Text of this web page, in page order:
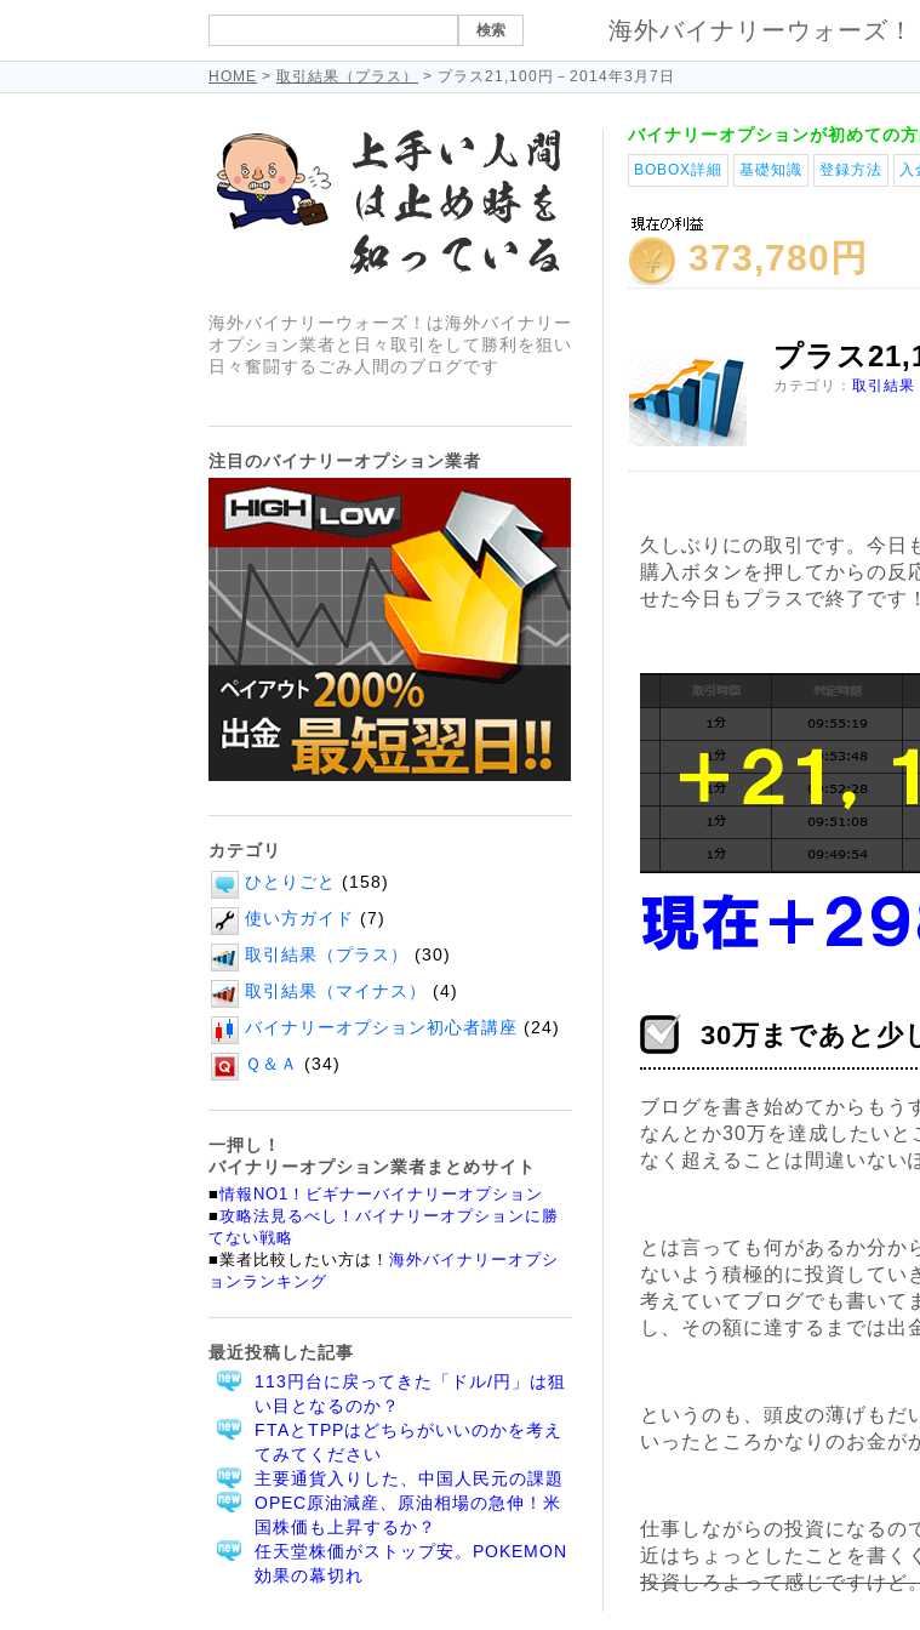
海外バイナリーウォーズ！
HOME > 取引結果（プラス） > プラス21,100円－2014年3月7日
バイナリーオプションが初めての
BOBOX詳細 基礎知識 登録方法 入
373,780円
プラス
カテゴリ： 取引結果
久しぶりにの取引です。今日
購入ボタンを押してからの反
せた今日もプラスで終了です！
30万まであと少
ブログを書き始めてからもう
なんとか30万を達成したいと
なく超えることは間違いない
とは言っても何があるか分か
ないよう積極的に投資してい
考えていてブログでも書いて
し、その額に達するまでは出
というのも、頭皮の薄げもだ
いったところかなりのお金が
仕事しながらの投資になるの
近はちょっとしたことを書く
投資しろよって感じですけど
海外バイナリーウォーズ！は海外バイナリー
オプション業者と日々取引をして勝利を狙い
日々奮闘するごみ人間のブログです
注目のバイナリーオプション業者
カテゴリ
ひとりごと (158)
使い方ガイド (7)
取引結果（プラス）
(30)
取引結果（マイナス）
(4)
バイナリーオプション初心者講座 (24)
Ｑ＆Ａ (34)
一押し！
バイナリーオプション業者まとめサイト
■情報NO1！ビギナーバイナリーオプション
■攻略法見るべし！バイナリーオプションに勝
てない戦略
■業者比較したい方は！ 海外バイナリーオプシ
ョンランキング
最近投稿した記事
113円台に戻ってきた「ドル/円」は狙
い目となるのか？
FTAとTPPはどちらがいいのかを考え
てみてください
主要通貨入りした、中国人民元の課題
OPEC原油減産、原油相場の急伸！米
国株価も上昇するか？
任天堂株価がストップ安。POKEMON
効果の幕切れ